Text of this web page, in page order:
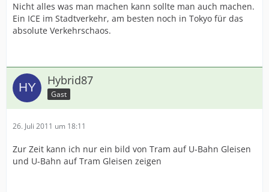
Nicht alles was man machen kann sollte man auch machen.
Ein ICE im Stadtverkehr, am besten noch in Tokyo für das
absolute Verkehrschaos.
Hybrid87
Gast
26. Juli 2011 um 18:11
Zur Zeit kann ich nur ein bild von Tram auf U-Bahn Gleisen
und U-Bahn auf Tram Gleisen zeigen